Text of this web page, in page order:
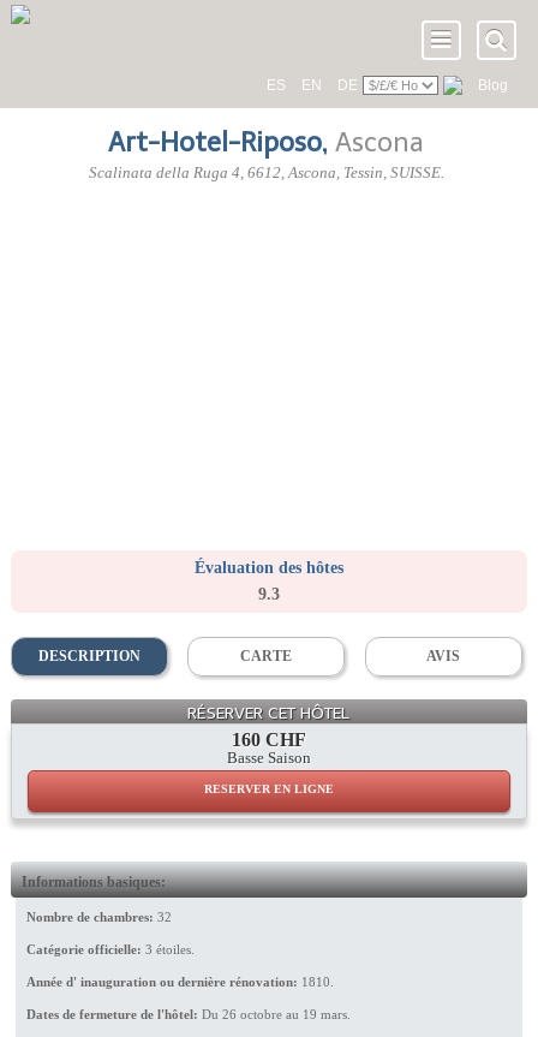
ES EN DE Blog
Art-Hotel-Riposo,Ascona
Scalinata della Ruga 4, 6612, Ascona, Tessin, SUISSE.
Évaluation des hôtes
9.3
DESCRIPTION CARTE AVIS
RÉSERVER CET HÔTEL
160 CHF
Basse Saison
RESERVER EN LIGNE
Informations basiques:
Nombre de chambres: 32
Catégorie officielle: 3 étoiles.
Année d' inauguration ou dernière rénovation: 1810.
Dates de fermeture de l'hôtel: Du 26 octobre au 19 mars.